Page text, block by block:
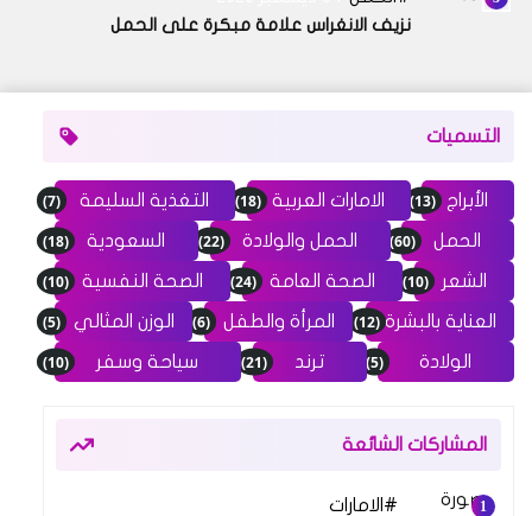
نزيف الانغراس علامة مبكرة على الحمل
التسميات
الأبراج (13) الامارات العربية (18) التغذية السليمة (7)
الحمل (60) الحمل والولادة (22) السعودية (18)
الشعر (10) الصحة العامة (24) الصحة النفسية (10)
العناية بالبشرة (12) المرأة والطفل (6) الوزن المثالي (5)
الولادة (5) ترند (21) سياحة وسفر (10)
المشاركات الشائعة
الامارات